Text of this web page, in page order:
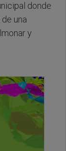
donde
una
y